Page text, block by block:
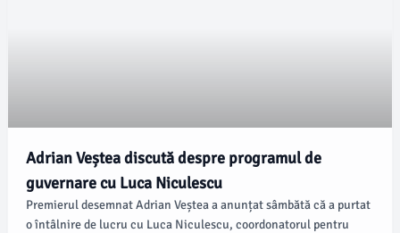
Adrian Veștea discută despre programul de
guvernare cu Luca Niculescu
Premierul desemnat Adrian Veștea a anunțat sâmbătă că a purtat
o întâlnire de lucru cu Luca Niculescu, coordonatorul pentru